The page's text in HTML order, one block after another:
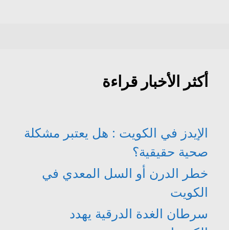
أكثر الأخبار قراءة
الإيدز في الكويت : هل يعتبر مشكلة
صحية حقيقية؟
خطر الدرن أو السل المعدي في
الكويت
سرطان الغدة الدرقية يهدد